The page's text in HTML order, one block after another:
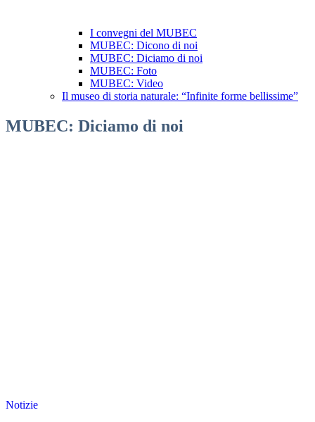
I convegni del MUBEC
MUBEC: Dicono di noi
MUBEC: Diciamo di noi
MUBEC: Foto
MUBEC: Video
Il museo di storia naturale: “Infinite forme bellissime”
MUBEC: Diciamo di noi
Notizie